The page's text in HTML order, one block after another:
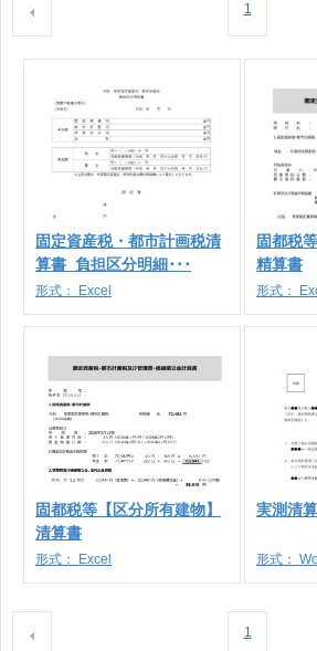
1
固定資産税・都市計画税清
算書_負担区分明細･･･
形式： Excel
固都税
精算書
形式：
固都税等【区分所有建物】
清算書
形式： Excel
実測清
形式：
1